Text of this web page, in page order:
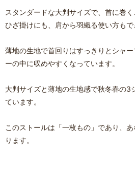
スタンダードな大判サイズで、首に巻
ひざ掛けにも、肩から羽織る使い方もで
薄地の生地で首回りはすっきりとシャ
ーの中に収めやすくなっています。
大判サイズと薄地の生地感で秋冬春の3
ています。
このストールは「一枚もの」であり、
ります。